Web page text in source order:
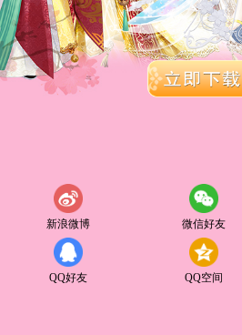
新浪微博 微信好友
QQ好友 QQ空间